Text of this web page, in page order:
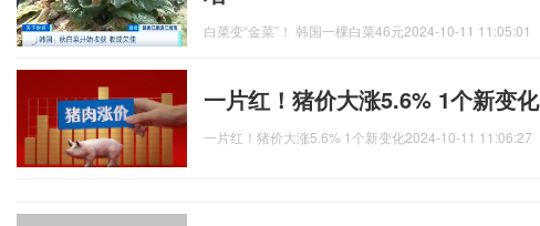
白菜变“金菜”！ 韩国一棵白菜46元2024-10-11 11:05:01
一片红！猪价大涨5.6% 1个新变化
一片红！猪价大涨5.6% 1个新变化2024-10-11 11:06:27